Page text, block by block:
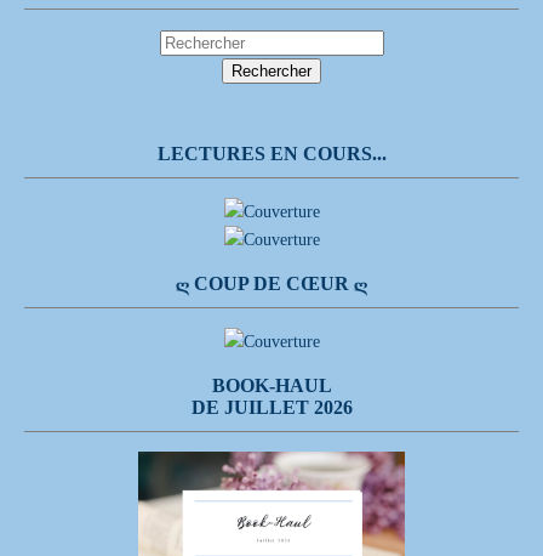
LECTURES EN COURS...
Ღ COUP DE CŒUR Ღ
BOOK-HAUL
DE JUILLET 2026